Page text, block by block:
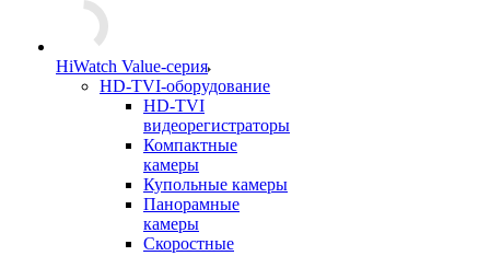
HiWatch Value-серия
HD-TVI-оборудование
HD-TVI
видеорегистраторы
Компактные
камеры
Купольные камеры
Панорамные
камеры
Скоростные